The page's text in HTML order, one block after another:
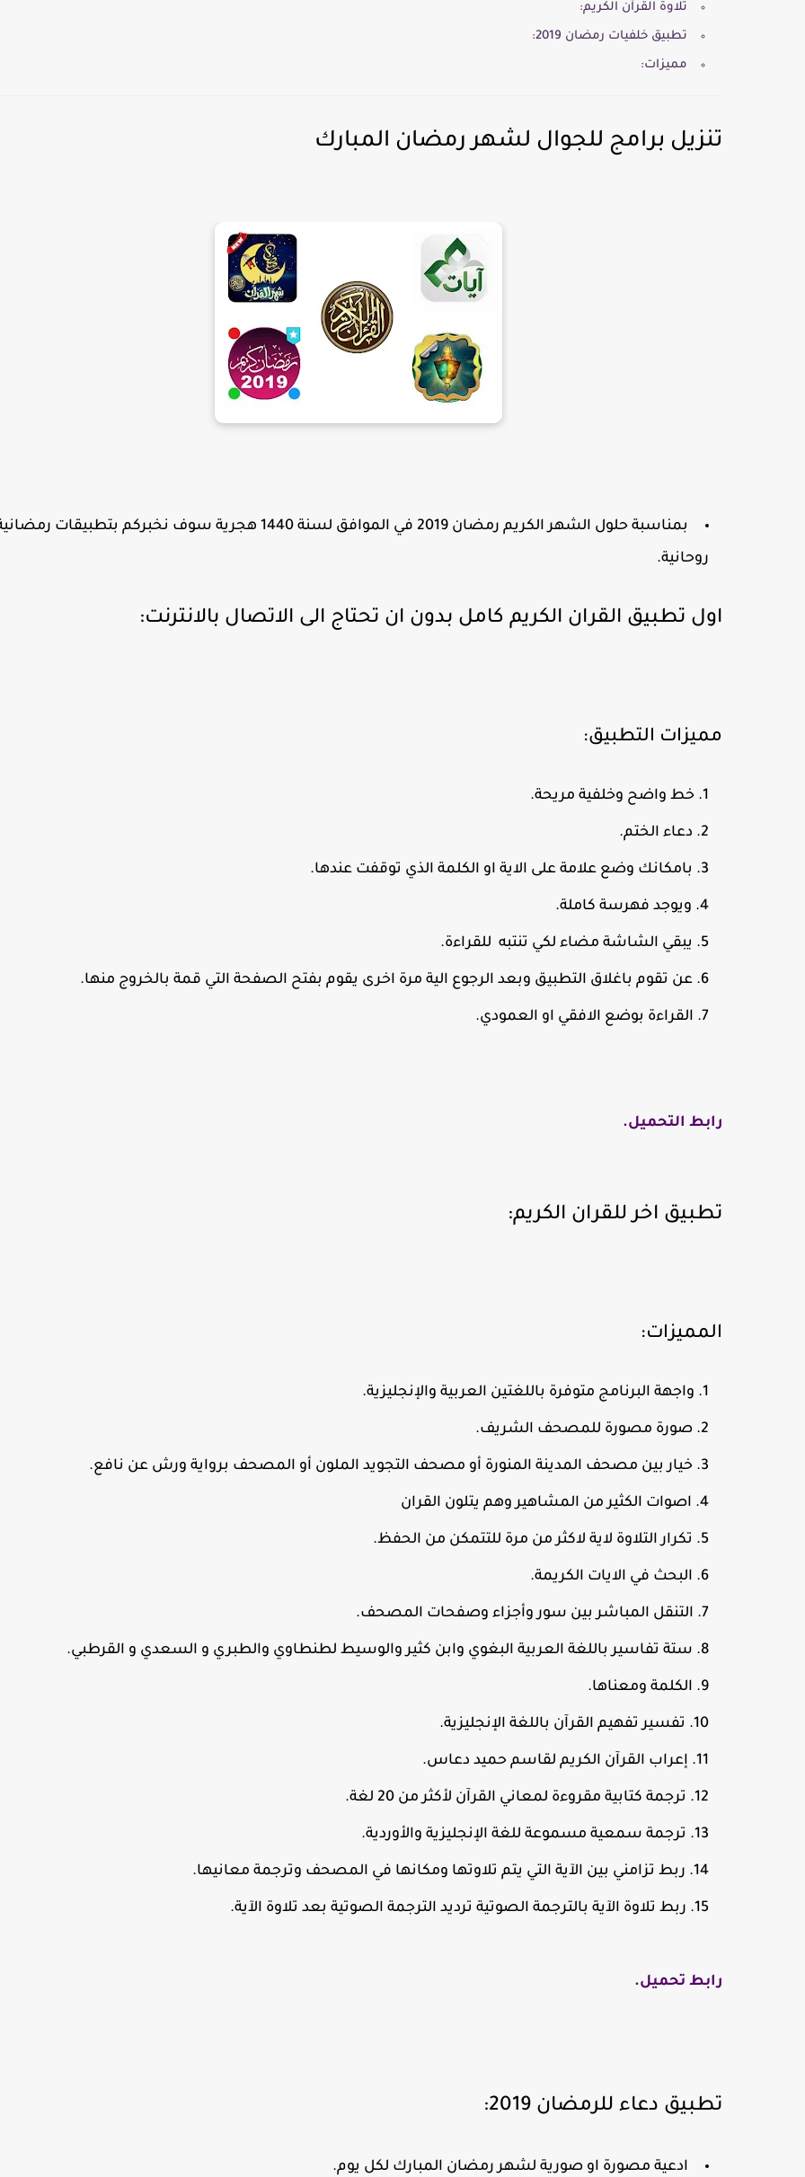
تلاوة القرآن الكريم:
تطبيق خلفيات رمضان 2019:
مميزات:
تنزيل برامج للجوال لشهر رمضان المبارك
بمناسبة حلول الشهر الكريم رمضان 2019 في الموافق لسنة 1440 هجرية سوف نخبركم بتطبيقات
روحانية.
اول تطبيق القران الكريم كامل بدون ان تحتاج الى الاتصال بالانترنت:
مميزات التطبيق:
خط واضح وخلفية مريحة.
دعاء الختم.
بامكانك وضع علامة على الاية او الكلمة الذي توقفت عندها.
ويوجد فهرسة كاملة.
يبقي الشاشة مضاء لكي تنتبه للقراءة.
عن تقوم باغلاق التطبيق وبعد الرجوع الية مرة اخرى يقوم بفتح الصفحة التي قمة بالخروج منها.
القراءة بوضع الافقي او العمودي.
رابط التحميل.
تطبيق اخر للقران الكريم:
المميزات:
واجهة البرنامج متوفرة باللغتين العربية والإنجليزية.
صورة مصورة للمصحف الشريف.
خيار بين مصحف المدينة المنورة أو مصحف التجويد الملون أو المصحف برواية ورش عن نافع.
اصوات الكثير من المشاهير وهم يتلون القران
تكرار التلاوة لاية لاكثر من مرة للتتمكن من الحفظ.
البحث في الايات الكريمة.
التنقل المباشر بين سور وأجزاء وصفحات المصحف.
ستة تفاسير باللغة العربية البغوي وابن كثير والوسيط لطنطاوي والطبري و السعدي و القرطبي.
الكلمة ومعناها.
تفسير تفهيم القرآن باللغة الإنجليزية.
إعراب القرآن الكريم لقاسم حميد دعاس.
ترجمة كتابية مقروءة لمعاني القرآن لأكثر من 20 لغة.
ترجمة سمعية مسموعة للغة الإنجليزية والأوردية.
ربط تزامني بين الآية التي يتم تلاوتها ومكانها في المصحف وترجمة معانيها.
ربط تلاوة الآية بالترجمة الصوتية ترديد الترجمة الصوتية بعد تلاوة الآية.
رابط تحميل.
تطبيق دعاء للرمضان 2019:
ادعية مصورة او صورية لشهر رمضان المبارك لكل يوم.